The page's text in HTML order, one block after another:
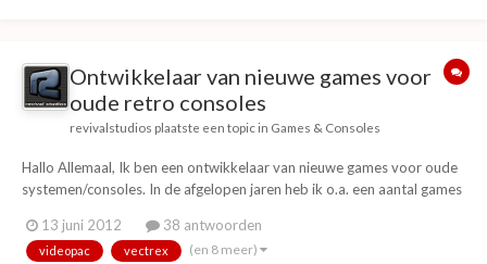
Ontwikkelaar van nieuwe games voor
oude retro consoles
revivalstudios plaatste een topic in Games & Consoles
Hallo Allemaal, Ik ben een ontwikkelaar van nieuwe games voor oude
systemen/consoles. In de afgelopen jaren heb ik o.a. een aantal games
daarover later, maar mocht je nog zo'n ding hebben staan: Je zult
verbaast zijn wat er nog uit deze ou...
13 juni 2012 38 antwoorden
videopac vectrex (en 8 meer)